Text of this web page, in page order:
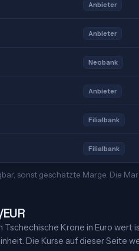
Anbieter
Anbieter
Neobank
Anbieter
Filialbank
Filialbank
sonst geschätzte Marge. Die
Krone in Euro wert
Die Kurse auf dieser Seite